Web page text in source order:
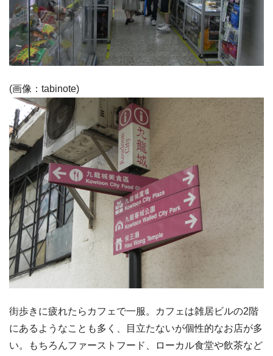
(画像：tabinote)
街歩きに疲れたらカフェで一服。カフェは雑居ビルの2階
にあるようなことも多く、目立たないが個性的なお店が多
い。もちろんファーストフード、ローカル食堂や飲茶など